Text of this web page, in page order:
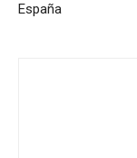
España